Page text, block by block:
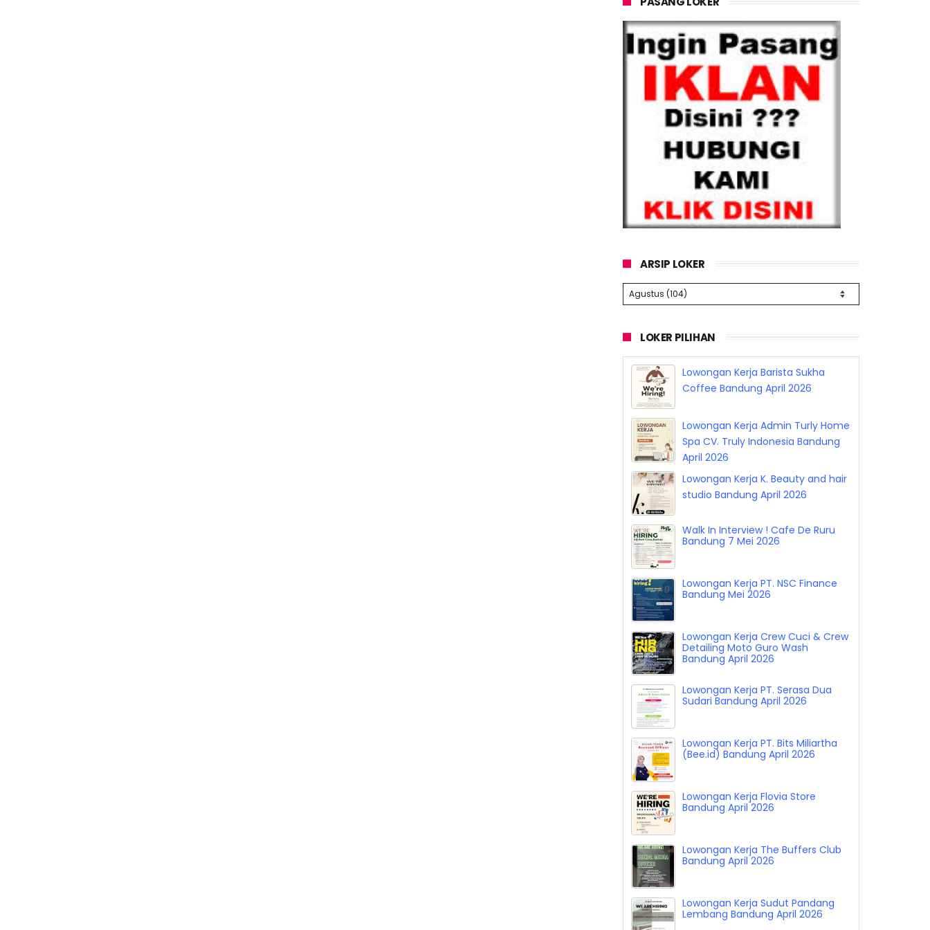
ARSIP LOKER
LOKER PILIHAN
Lowongan Kerja Barista Sukha
Coffee Bandung April 2026
Lowongan Kerja Admin Turly Home
Spa CV. Truly Indonesia Bandung
April 2026
Lowongan Kerja K. Beauty and hair
studio Bandung April 2026
Walk In Interview ! Cafe De Ruru
Bandung 7 Mei 2026
Lowongan Kerja PT. NSC Finance
Bandung Mei 2026
Lowongan Kerja Crew Cuci & Crew
Detailing Moto Guro Wash
Bandung April 2026
Lowongan Kerja PT. Serasa Dua
Sudari Bandung April 2026
Lowongan Kerja PT. Bits Miliartha
(Bee.id) Bandung April 2026
Lowongan Kerja Flovia Store
Bandung April 2026
Lowongan Kerja The Buffers Club
Bandung April 2026
Lowongan Kerja Sudut Pandang
Lembang Bandung April 2026